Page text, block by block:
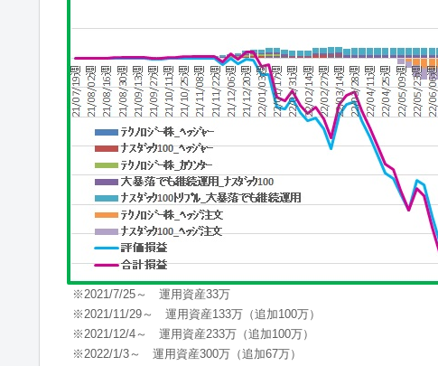
※2021/7/25～ 運用資産33万
※2021/11/29～ 運用資産133万（追加100万）
※2021/12/4～ 運用資産233万（追加100万）
※2022/1/3～ 運用資産300万（追加67万）